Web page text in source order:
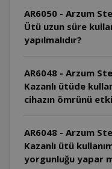
AR6050 - Arzum
Ütü uzun süre
yapılmalıdır?
AR6048 - Arzum
Kazanlı ütüde
cihazın ömrünü
AR6048 - Arzum
Kazanlı ütü
yorgunluğu yapar